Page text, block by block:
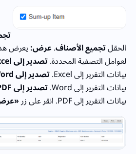
الحقلتجميع الأصناف.عرض:يعرض
لعوامل التصفية المحددة.تصدير إلى Excel:
بيانات التقرير إلى Excel. تصدير إلى Word:
بيانات التقرير إلى Word. تصدير إلى PDF:
بيانات التقرير إلى PDF. انقر على زر